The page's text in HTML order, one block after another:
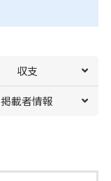
収支
掲載者情報